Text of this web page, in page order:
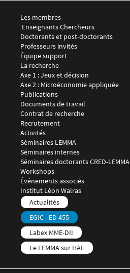
Menu footer LEMMA 1
Les membres
Enseignants Chercheurs
Doctorants et post-doctorants
Professeurs invités
Équipe support
Menu footer LEMMA 2
La recherche
Axe 1 : Jeux et décision
Axe 2 : Microéconomie appliquée
Publications
Documents de travail
Contrat de recherche
Recrutement
Menu footer LEMMA 3
Activités
Séminaires LEMMA
Séminaires internes
Séminaires doctorants CRED-LEMMA
Workshops
Événements associés
Menu footer LEMMA 4
Institut Léon Walras
Menu footer LEMMA 5
Actualités
EGIC - ED 455
Labex MME-DII
Le LEMMA sur HAL